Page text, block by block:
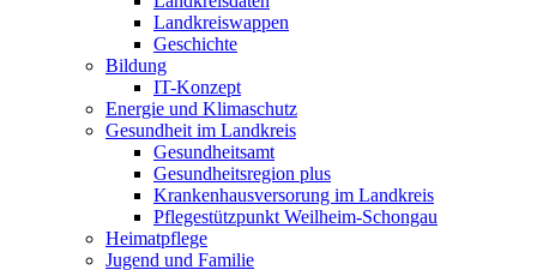
Landkreiswappen
Geschichte
Bildung
IT-Konzept
Energie und Klimaschutz
Gesundheit im Landkreis
Gesundheitsamt
Gesundheitsregion plus
Krankenhausversorung im Landkreis
Pflegestützpunkt Weilheim-Schongau
Heimatpflege
Jugend und Familie